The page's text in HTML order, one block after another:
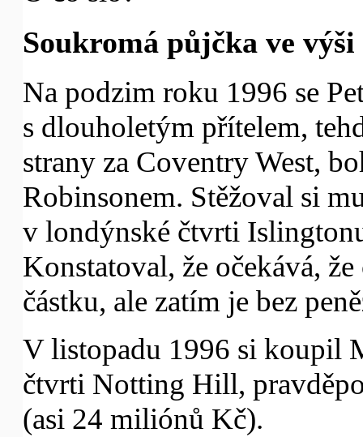
Soukromá půjčka ve
Na podzim roku 1996 se
s dlouholetým přítelem,
strany za Coventry West,
Robinsonem. Stěžoval si
v londýnské čtvrti
Konstatoval, že očekává,
částku, ale zatím je bez
V listopadu 1996 si koupil
čtvrti Notting Hill,
(asi 24 miliónů Kč).